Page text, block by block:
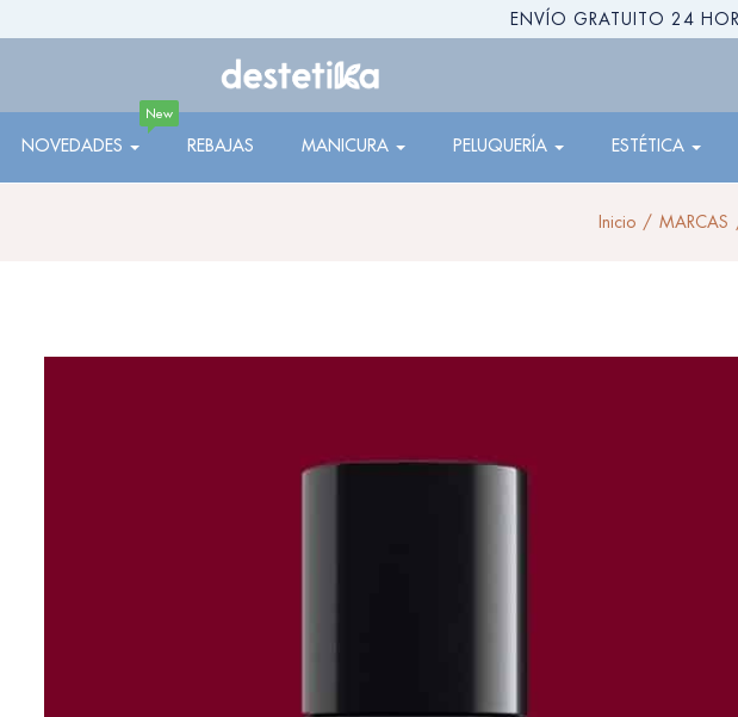
ENVÍO GRATUITO 24
NOVEDADES
New
REBAJAS MANICURA PELUQUERÍA ESTÉTICA
Inicio MARCAS